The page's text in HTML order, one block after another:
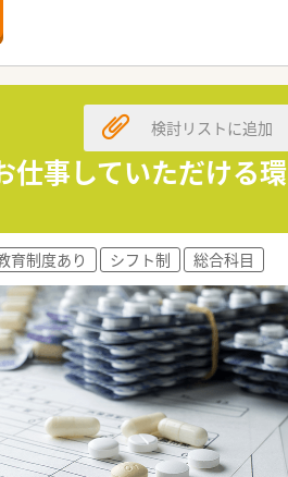
仕事していただける環
検討リストに追加
育制度あり シフト制 総合科目